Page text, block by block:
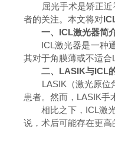
屈光手术是矫正近视
者的关注。本文将对
一、ICL激光器简
ICL激光器是一种通
其对于角膜薄或不适合
二、LASIK与ICL
LASIK（激光原位角
患者。然而，LASIK手
相比之下，ICL激光
说，术后可能存在更高